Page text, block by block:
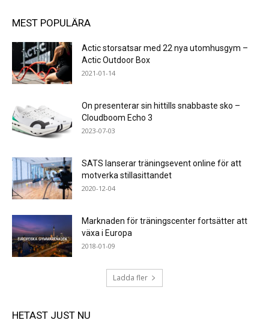
MEST POPULÄRA
Actic storsatsar med 22 nya utomhusgym –
Actic Outdoor Box
2021-01-14
On presenterar sin hittills snabbaste sko –
Cloudboom Echo 3
2023-07-03
SATS lanserar träningsevent online för att
motverka stillasittandet
2020-12-04
Marknaden för träningscenter fortsätter att
växa i Europa
2018-01-09
Ladda fler
HETAST JUST NU